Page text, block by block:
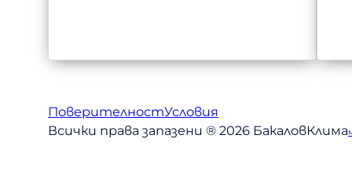
ПоверителностУсловия
Всички права запазени ® 2026 БакаловКлима